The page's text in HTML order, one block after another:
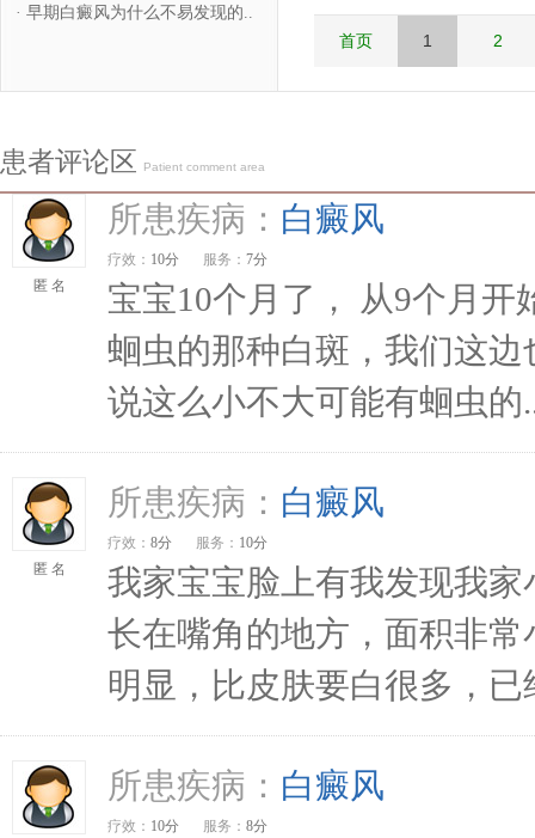
· 早期白癜风为什么不易发现的..
首页 1 2
患者评论区 Patient comment area
匿 名
所患疾病： 白癜风
疗效： 10分 服务： 7分
宝宝10个月了， 从9个月
蛔虫的那种白斑，我们这
说这么小不大可能有蛔虫的
匿 名
所患疾病： 白癜风
疗效： 8分 服务： 10分
我家宝宝脸上有我发现我
长在嘴角的地方，面积非
明显，比皮肤要白很多，已
所患疾病： 白癜风
疗效： 10分 服务： 8分